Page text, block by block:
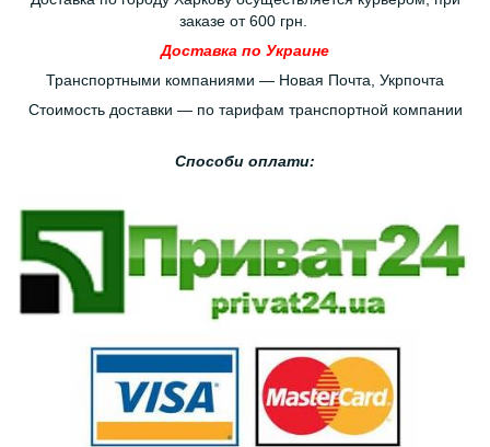
заказе от 600 грн.
Доставка по Украине
Транспортными компаниями — Новая Почта, Укрпочта
Стоимость доставки — по тарифам транспортной компании
Способи оплати: